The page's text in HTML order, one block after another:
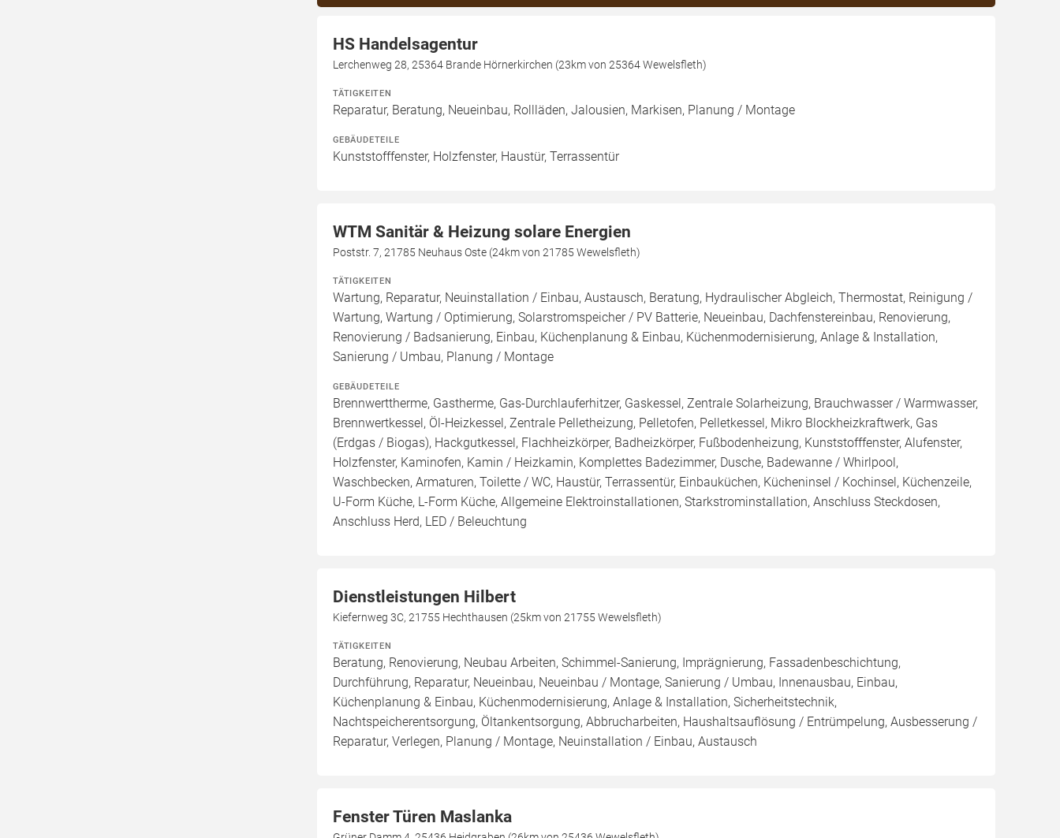
HS Handelsagentur
Lerchenweg 28, 25364 Brande Hörnerkirchen (23km von 25364 Wewelsfleth)
TÄTIGKEITEN
Reparatur, Beratung, Neueinbau, Rollläden, Jalousien, Markisen, Planung / Montage
GEBÄUDETEILE
Kunststofffenster, Holzfenster, Haustür, Terrassentür
WTM Sanitär & Heizung solare Energien
Poststr. 7, 21785 Neuhaus Oste (24km von 21785 Wewelsfleth)
TÄTIGKEITEN
Wartung, Reparatur, Neuinstallation / Einbau, Austausch, Beratung, Hydraulischer Abgleich, Thermostat, Reinigung /
Wartung, Wartung / Optimierung, Solarstromspeicher / PV Batterie, Neueinbau, Dachfenstereinbau, Renovierung,
Renovierung / Badsanierung, Einbau, Küchenplanung & Einbau, Küchenmodernisierung, Anlage & Installation,
Sanierung / Umbau, Planung / Montage
GEBÄUDETEILE
Brennwerttherme, Gastherme, Gas-Durchlauferhitzer, Gaskessel, Zentrale Solarheizung, Brauchwasser / Warmwasser,
Brennwertkessel, Öl-Heizkessel, Zentrale Pelletheizung, Pelletofen, Pelletkessel, Mikro Blockheizkraftwerk, Gas
(Erdgas / Biogas), Hackgutkessel, Flachheizkörper, Badheizkörper, Fußbodenheizung, Kunststofffenster, Alufenster,
Holzfenster, Kaminofen, Kamin / Heizkamin, Komplettes Badezimmer, Dusche, Badewanne / Whirlpool,
Waschbecken, Armaturen, Toilette / WC, Haustür, Terrassentür, Einbauküchen, Kücheninsel / Kochinsel, Küchenzeile,
U-Form Küche, L-Form Küche, Allgemeine Elektroinstallationen, Starkstrominstallation, Anschluss Steckdosen,
Anschluss Herd, LED / Beleuchtung
Dienstleistungen Hilbert
Kiefernweg 3C, 21755 Hechthausen (25km von 21755 Wewelsfleth)
TÄTIGKEITEN
Beratung, Renovierung, Neubau Arbeiten, Schimmel-Sanierung, Imprägnierung, Fassadenbeschichtung,
Durchführung, Reparatur, Neueinbau, Neueinbau / Montage, Sanierung / Umbau, Innenausbau, Einbau,
Küchenplanung & Einbau, Küchenmodernisierung, Anlage & Installation, Sicherheitstechnik,
Nachtspeicherentsorgung, Öltankentsorgung, Abbrucharbeiten, Haushaltsauflösung / Entrümpelung, Ausbesserung /
Reparatur, Verlegen, Planung / Montage, Neuinstallation / Einbau, Austausch
Fenster Türen Maslanka